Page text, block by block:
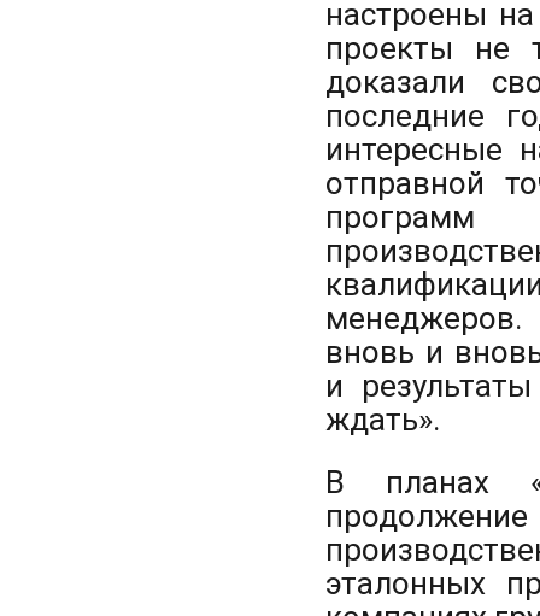
настроены
проекты не
доказали
последние
интересные
отправной
программ
вновь и
и
ждать».
В планах
продолжение
эталонных